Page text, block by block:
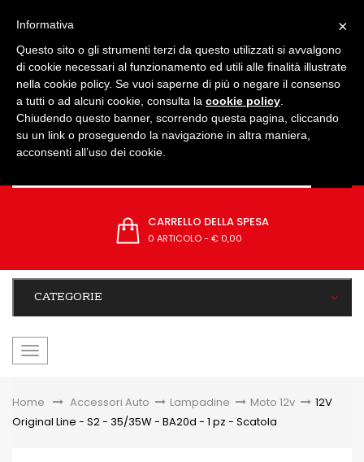
CARRELLO DELLA SPESA
0 ARTICOLO- € 0,00
CATEGORIE
navigazione
Home &gt;Accessori Auto > Lampadine > Moto 12v > 12V
Original Line - S2 - 35/35W - BA20d - 1 pz - Scatola
×
Informativa
Questo sito o gli strumenti terzi da questo utilizzati si avvalgono
di cookie necessari al funzionamento ed utili alle finalità illustrate
nella cookie policy. Se vuoi saperne di più o negare il consenso
a tutti o ad alcuni cookie, consulta la cookie policy
Chiudendo questo banner, scorrendo questa pagina, cliccando
su un link o proseguendo la navigazione in altra maniera,
acconsenti all’uso dei cookie.